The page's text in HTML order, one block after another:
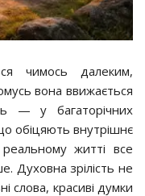
чимось далеким,
вона ввижається
— у багаторічних
обіцяють внутрішнє
житті все
Духовна зрілість не
слова, красиві думки